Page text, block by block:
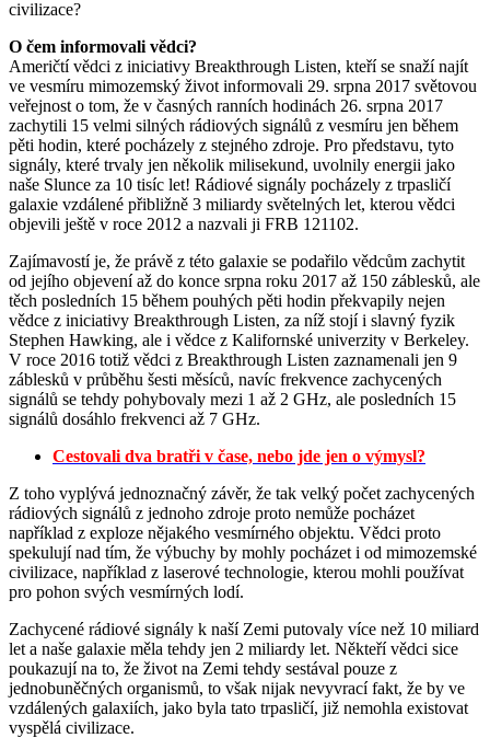
civilizace?
O čem informovali vědci?
Američtí vědci z iniciativy Breakthrough Listen, kteří se snaží najít
ve vesmíru mimozemský život informovali 29. srpna 2017 světovou
veřejnost o tom, že v časných ranních hodinách 26. srpna 2017
zachytili 15 velmi silných rádiových signálů z vesmíru jen během
pěti hodin, které pocházely z stejného zdroje. Pro představu, tyto
signály, které trvaly jen několik milisekund, uvolnily energii jako
naše Slunce za 10 tisíc let! Rádiové signály pocházely z trpasličí
galaxie vzdálené přibližně 3 miliardy světelných let, kterou vědci
objevili ještě v roce 2012 a nazvali ji FRB 121102.
Zajímavostí je, že právě z této galaxie se podařilo vědcům zachytit
od jejího objevení až do konce srpna roku 2017 až 150 záblesků, ale
těch posledních 15 během pouhých pěti hodin překvapily nejen
vědce z iniciativy Breakthrough Listen, za níž stojí i slavný fyzik
Stephen Hawking, ale i vědce z Kalifornské univerzity v Berkeley.
V roce 2016 totiž vědci z Breakthrough Listen zaznamenali jen 9
záblesků v průběhu šesti měsíců, navíc frekvence zachycených
signálů se tehdy pohybovaly mezi 1 až 2 GHz, ale posledních 15
signálů dosáhlo frekvenci až 7 GHz.
Cestovali dva bratři v čase, nebo jde jen o výmysl?
Z toho vyplývá jednoznačný závěr, že tak velký počet zachycených
rádiových signálů z jednoho zdroje proto nemůže pocházet
například z exploze nějakého vesmírného objektu. Vědci proto
spekulují nad tím, že výbuchy by mohly pocházet i od mimozemské
civilizace, například z laserové technologie, kterou mohli používat
pro pohon svých vesmírných lodí.
Zachycené rádiové signály k naší Zemi putovaly více než 10 miliard
let a naše galaxie měla tehdy jen 2 miliardy let. Někteří vědci sice
poukazují na to, že život na Zemi tehdy sestával pouze z
jednobuněčných organismů, to však nijak nevyvrací fakt, že by ve
vzdálených galaxiích, jako byla tato trpasličí, již nemohla existovat
vyspělá civilizace.